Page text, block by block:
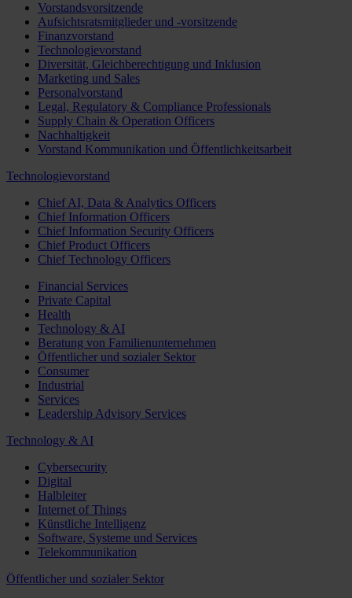
Vorstandsvorsitzende
Aufsichtsratsmitglieder und -vorsitzende
Finanzvorstand
Technologievorstand
Diversität, Gleichberechtigung und Inklusion
Marketing und Sales
Personalvorstand
Legal, Regulatory & Compliance Professionals
Supply Chain & Operation Officers
Nachhaltigkeit
Vorstand Kommunikation und Öffentlichkeitsarbeit
Technologievorstand
Chief AI, Data & Analytics Officers
Chief Information Officers
Chief Information Security Officers
Chief Product Officers
Chief Technology Officers
Financial Services
Private Capital
Health
Technology & AI
Beratung von Familienunternehmen
Öffentlicher und sozialer Sektor
Consumer
Industrial
Services
Leadership Advisory Services
Technology & AI
Cybersecurity
Digital
Halbleiter
Internet of Things
Künstliche Intelligenz
Software, Systeme und Services
Telekommunikation
Öffentlicher und sozialer Sektor